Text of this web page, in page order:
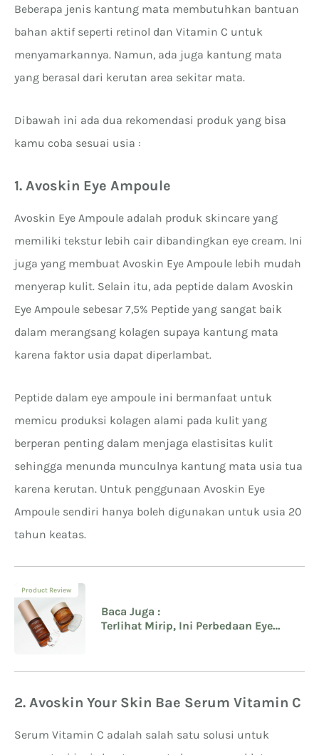
Beberapa jenis kantung mata membutuhkan bantuan
bahan aktif seperti retinol dan Vitamin C untuk
menyamarkannya. Namun, ada juga kantung mata
yang berasal dari kerutan area sekitar mata.
Dibawah ini ada dua rekomendasi produk yang bisa
kamu coba sesuai usia :
1. Avoskin Eye Ampoule
Avoskin Eye Ampoule adalah produk skincare yang
memiliki tekstur lebih cair dibandingkan eye cream. Ini
juga yang membuat Avoskin Eye Ampoule lebih mudah
menyerap kulit. Selain itu, ada peptide dalam Avoskin
Eye Ampoule sebesar 7,5% Peptide yang sangat baik
dalam merangsang kolagen supaya kantung mata
karena faktor usia dapat diperlambat.
Peptide dalam eye ampoule ini bermanfaat untuk
memicu produksi kolagen alami pada kulit yang
berperan penting dalam menjaga elastisitas kulit
sehingga menunda munculnya kantung mata usia tua
karena kerutan. Untuk penggunaan Avoskin Eye
Ampoule sendiri hanya boleh digunakan untuk usia 20
tahun keatas.
Product Review
Baca Juga :
Terlihat Mirip, Ini Perbedaan Eye
2. Avoskin Your Skin Bae Serum Vitamin C
Serum Vitamin C adalah salah satu solusi untuk